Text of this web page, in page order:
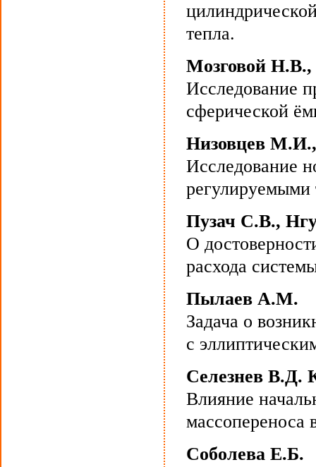
тепла.
Мозговой
Исследование
сферической
Низовцев
Исследование
регулируемыми
Пузач С.В.,
О
расхода
Пылаев А.М.
Задача о
с
Селезнев В.Д.
Влияние
массопереноса
Соболева Е.Б.